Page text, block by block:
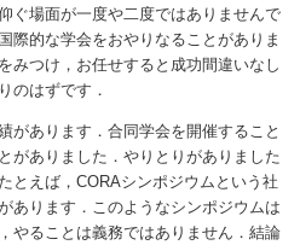
ぐ場面が一度や二度ではありませんで
際的な学会をおやりなることがありま
みつけ，お任せすると成功間違いなし
のはずです．
があります．合同学会を開催すること
がありました．やりとりがありました
とえば，CORAシンポジウムという社
あります．このようなシンポジウムは
やることは義務ではありません．結論